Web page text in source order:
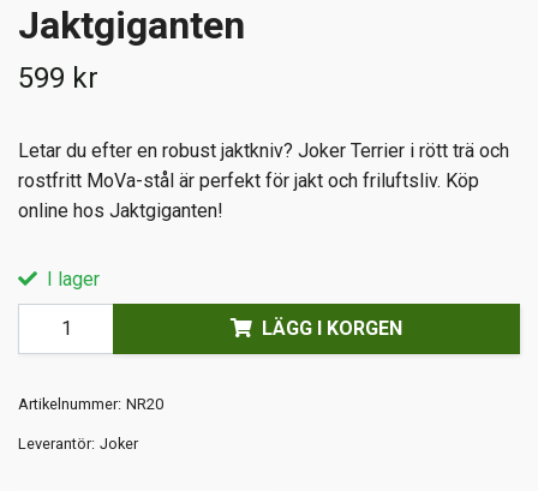
Jaktgiganten
599 kr
Letar du efter en robust jaktkniv? Joker Terrier i rött trä och
rostfritt MoVa-stål är perfekt för jakt och friluftsliv. Köp
online hos Jaktgiganten!
I lager
LÄGG I KORGEN
Artikelnummer: NR20
Leverantör: Joker